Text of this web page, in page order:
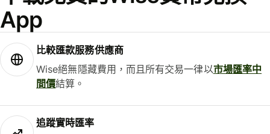
App
比較匯款服務供應商
Wise絕無隱藏費用，而且所有交易一律以市場匯率中
間價結算。
追蹤實時匯率